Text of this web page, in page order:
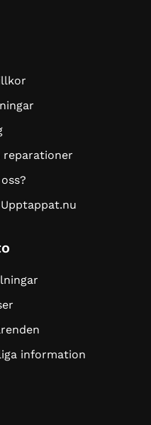
reparationer
information